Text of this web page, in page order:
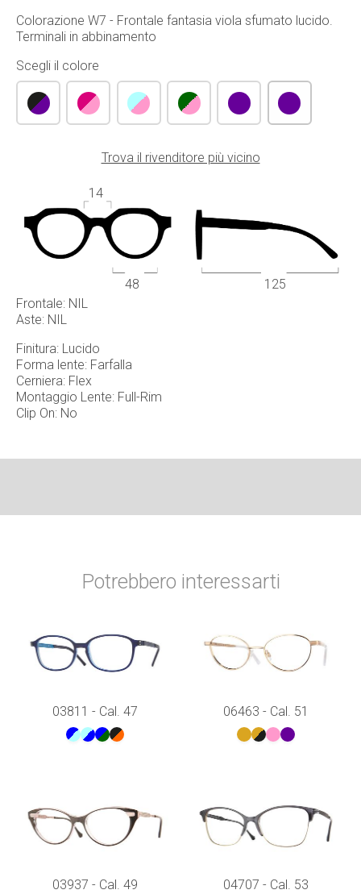
Frontale: NIL
Aste: NIL
Finitura: Lucido
Forma lente: Farfalla
Cerniera: Flex
Montaggio Lente: Full-Rim
Clip On: No
Colorazione W7 - Frontale fantasia viola sfumato lucido.
Terminali in abbinamento
Scegli il colore
Trova il rivenditore più vicino
48
14
125
Potrebbero interessarti
03811 - Cal. 47 06463 - Cal. 51
03937 - Cal. 49 04707 - Cal. 53